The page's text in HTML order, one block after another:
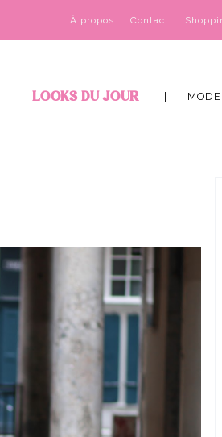
À propos Contact
LOOKS DU JOUR MODE